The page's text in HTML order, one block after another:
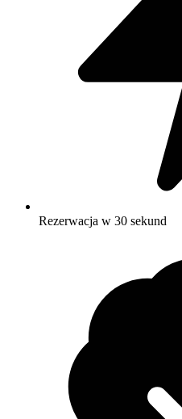
Rezerwacja w 30 sekund